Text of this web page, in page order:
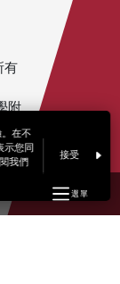
在不
示您同
我們
接受
選單
有
附